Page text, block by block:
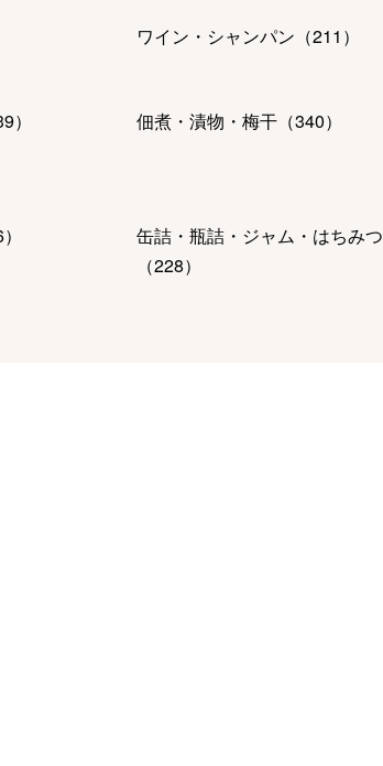
ワイン・シャンパン （211 ）
） 佃煮・漬物・梅干（340）
）
缶詰・瓶詰・ジャム・はちみつ
（228）